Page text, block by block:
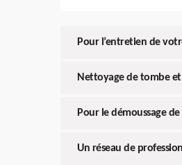
Pour l’entretien de
Nettoyage de tombe
Pour le démoussage
Un réseau de